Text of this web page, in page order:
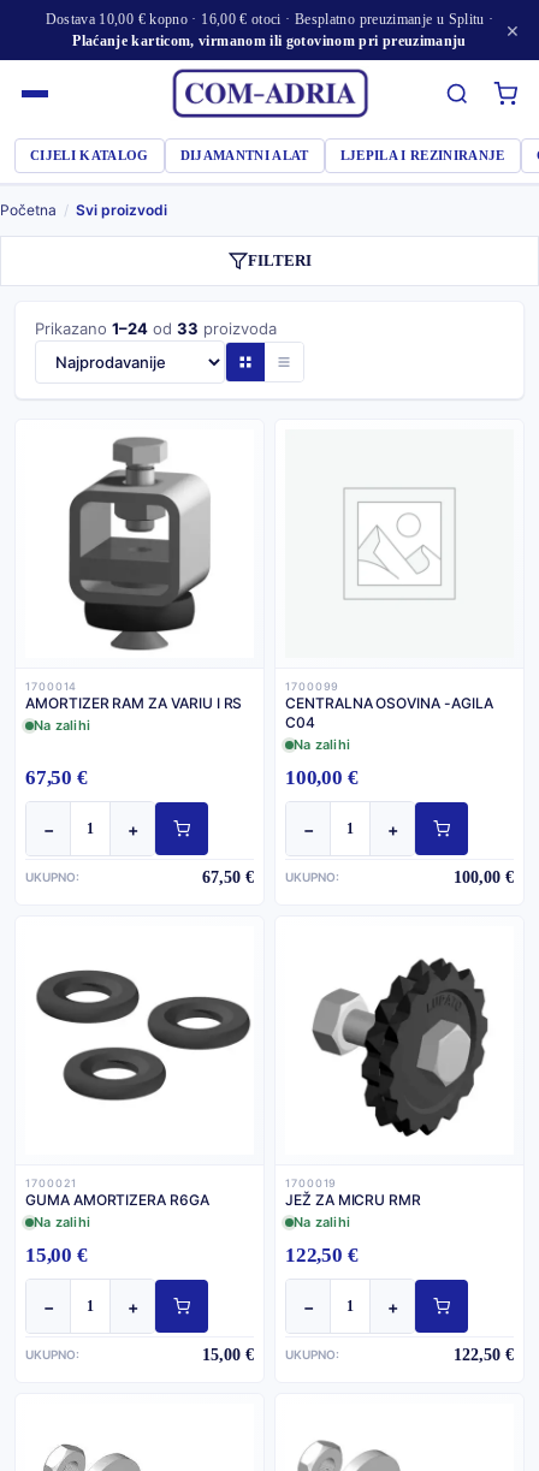
Dostava 10,00 € kopno · 16,00 € otoci · Besplatno preuzimanje u Splitu ·
Plaćanje karticom, virmanom ili gotovinom pri preuzimanju
×
CIJELI KATALOG DIJAMANTNI ALAT LJEPILA I REZINIRANJE
Početna / Svi proizvodi
FILTERI
Prikazano 1–24 od 33 proizvoda
1700014
AMORTIZER RAM ZA VARIU I RS
Na zalihi
67,50 €
− +
UKUPNO: 67,50 €
1700099
CENTRALNA OSOVINA -AGILA
C04
Na zalihi
100,00 €
− +
UKUPNO: 100,00 €
1700021
GUMA AMORTIZERA R6GA
Na zalihi
15,00 €
− +
UKUPNO: 15,00 €
1700019
JEŽ ZA MICRU RMR
Na zalihi
122,50 €
− +
UKUPNO: 122,50 €